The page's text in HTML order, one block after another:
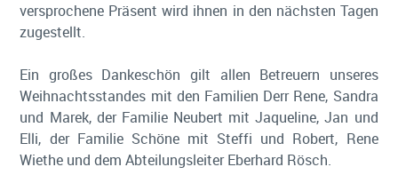
versprochene Präsent wird ihnen in den nächsten Tagen
zugestellt.
Ein großes Dankeschön gilt allen Betreuern unseres
Weihnachtsstandes mit den Familien Derr Rene, Sandra
und Marek, der Familie Neubert mit Jaqueline, Jan und
Elli, der Familie Schöne mit Steffi und Robert, Rene
Wiethe und dem Abteilungsleiter Eberhard Rösch.